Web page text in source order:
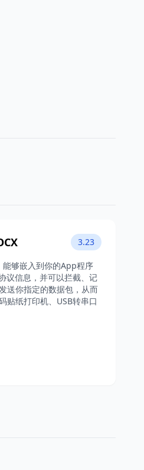
3.23
够嵌入到你的App程序
议信息，并可以拦截、记
送你指定的数据包，从而
贴纸打印机、USB转串口